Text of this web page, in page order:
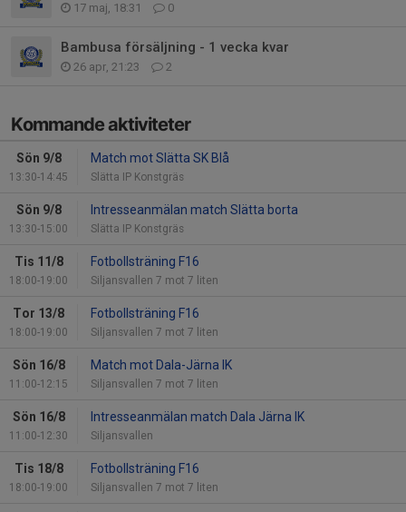
17 maj, 18:31 0
Bambusa försäljning - 1 vecka kvar
26 apr, 21:23 2
Kommande aktiviteter
Sön 9/8
13:30-14:45
Match mot Slätta SK Blå
Slätta IP Konstgräs
Sön 9/8
13:30-15:00
Intresseanmälan match Slätta borta
Slätta IP Konstgräs
Tis 11/8
18:00-19:00
Fotbollsträning F16
Siljansvallen 7 mot 7 liten
Tor 13/8
18:00-19:00
Fotbollsträning F16
Siljansvallen 7 mot 7 liten
Sön 16/8
11:00-12:15
Match mot Dala-Järna IK
Siljansvallen 7 mot 7 liten
Sön 16/8
11:00-12:30
Intresseanmälan match Dala Järna IK
Siljansvallen
Tis 18/8
18:00-19:00
Fotbollsträning F16
Siljansvallen 7 mot 7 liten